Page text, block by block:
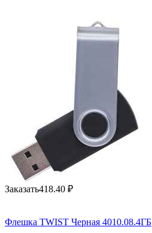
Заказать418.40 ₽
Флешка TWIST Черная 4010.08.4ГБ